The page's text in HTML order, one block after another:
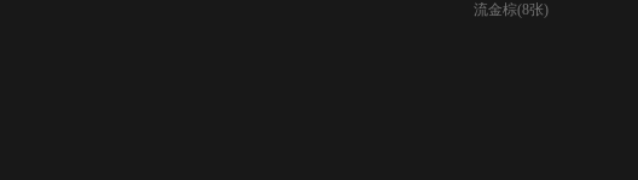
流金棕(8张)